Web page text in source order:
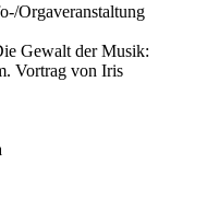
Orgaveranstaltung
Gewalt der Musik:
Vortrag von Iris